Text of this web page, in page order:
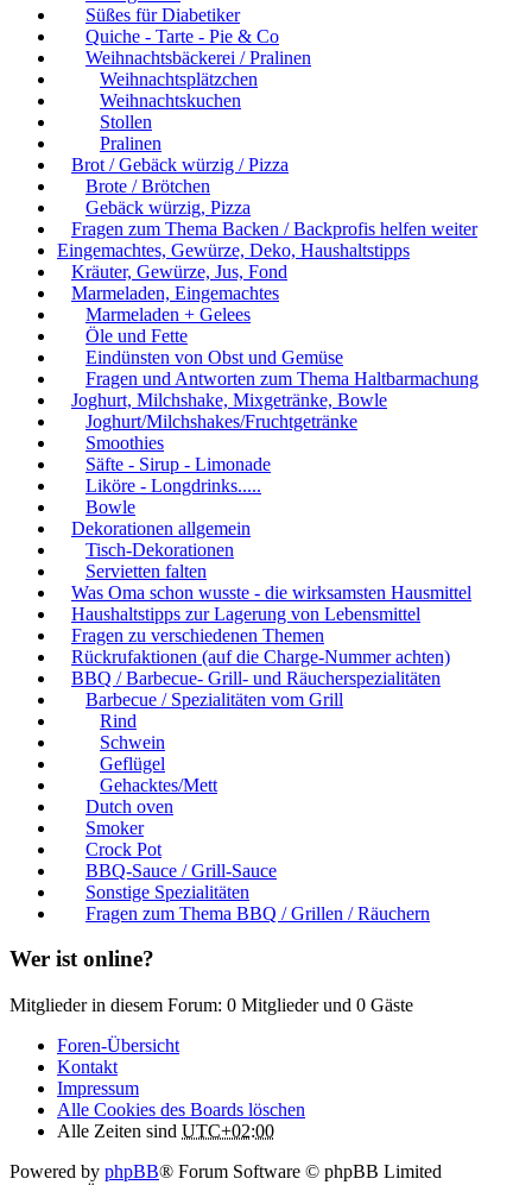
Süßes für Diabetiker
Quiche - Tarte - Pie & Co
Weihnachtsbäckerei / Pralinen
Weihnachtsplätzchen
Weihnachtskuchen
Stollen
Pralinen
Brot / Gebäck würzig / Pizza
Brote / Brötchen
Gebäck würzig, Pizza
Fragen zum Thema Backen / Backprofis helfen weiter
Eingemachtes, Gewürze, Deko, Haushaltstipps
Kräuter, Gewürze, Jus, Fond
Marmeladen, Eingemachtes
Marmeladen + Gelees
Öle und Fette
Eindünsten von Obst und Gemüse
Fragen und Antworten zum Thema Haltbarmachung
Joghurt, Milchshake, Mixgetränke, Bowle
Joghurt/Milchshakes/Fruchtgetränke
Smoothies
Säfte - Sirup - Limonade
Liköre - Longdrinks.....
Bowle
Dekorationen allgemein
Tisch-Dekorationen
Servietten falten
Was Oma schon wusste - die wirksamsten Hausmittel
Haushaltstipps zur Lagerung von Lebensmittel
Fragen zu verschiedenen Themen
Rückrufaktionen (auf die Charge-Nummer achten)
BBQ / Barbecue- Grill- und Räucherspezialitäten
Barbecue / Spezialitäten vom Grill
Rind
Schwein
Geflügel
Gehacktes/Mett
Dutch oven
Smoker
Crock Pot
BBQ-Sauce / Grill-Sauce
Sonstige Spezialitäten
Fragen zum Thema BBQ / Grillen / Räuchern
Wer ist online?
Mitglieder in diesem Forum: 0 Mitglieder und 0 Gäste
Foren-Übersicht
Kontakt
Impressum
Alle Cookies des Boards löschen
Alle Zeiten sind UTC+02:00
Powered by phpBB® Forum Software © phpBB Limited